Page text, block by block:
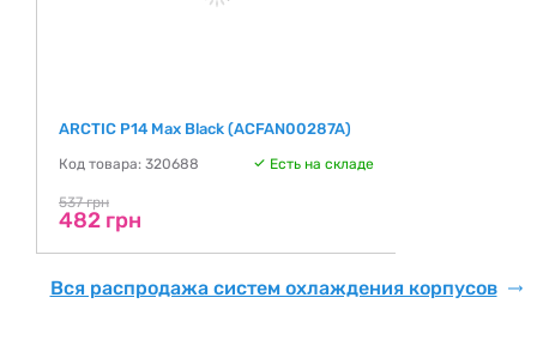
ARCTIC P14 Max Black (ACFAN00287A)
Код товара: 320688 Есть на складе
537 грн
482 грн
Вся распродажа систем охлаждения корпусов